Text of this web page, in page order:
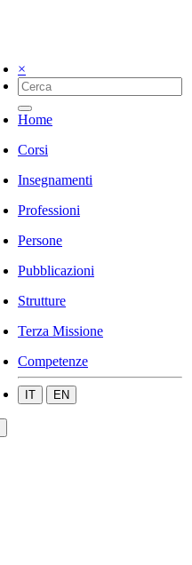
×
Home
Corsi
Insegnamenti
Professioni
Persone
Pubblicazioni
Strutture
Terza Missione
Competenze
IT EN